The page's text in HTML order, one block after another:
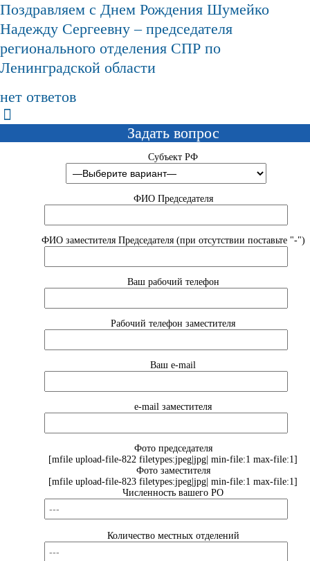
Поздравляем с Днем Рождения Шумейко
Надежду Сергеевну – председателя
регионального отделения СПР по
Ленинградской области
нет ответов
Задать вопрос
Субъект РФ
ФИО Председателя
ФИО заместителя Председателя (при отсутствии поставьте "-")
Ваш рабочий телефон
Рабочий телефон заместителя
Ваш e-mail
e-mail заместителя
Фото председателя
[mfile upload-file-822 filetypes:jpeg|jpg| min-file:1 max-file:1]
Фото заместителя
[mfile upload-file-823 filetypes:jpeg|jpg| min-file:1 max-file:1]
Численность вашего РО
Количество местных отделений